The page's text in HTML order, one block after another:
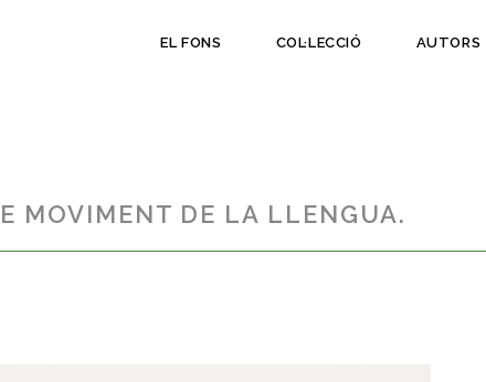
EL FONS COL·LECCIÓ AUTORS
MOVIMENT DE LA LLENGUA.